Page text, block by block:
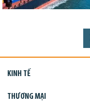
KINH TẾ
THƯƠNG MẠI